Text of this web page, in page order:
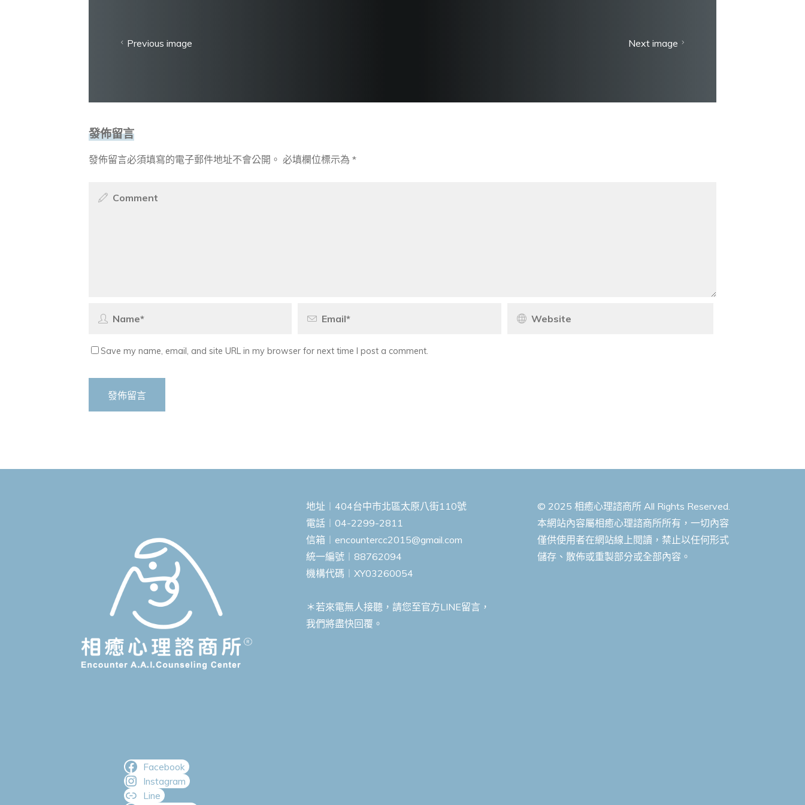
Previous image Next image
發佈留言
發佈留言必須填寫的電子郵件地址不會公開。 必填欄位標示為 *
Save my name, email, and site URL in my browser for next time I post a comment.
地址︱404台中市北區太原八街110號
電話︱04-2299-2811
信箱︱ encountercc2015@gmail.com
統一編號︱88762094
機構代碼︱XY03260054
＊若來電無人接聽，請您至官方LINE留言，
我們將盡快回覆。
© 2025 相癒心理諮商所 All Rights Reserved.
本網站內容屬相癒心理諮商所所有，一切內容
僅供使用者在網站線上閱讀，禁止以任何形式
儲存、散佈或重製部分或全部內容。
Facebook
Instagram
Line